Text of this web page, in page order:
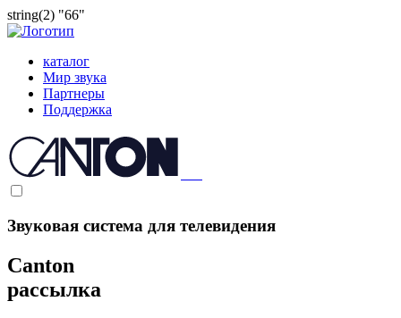
string(2) "66"
каталог
Мир звука
Партнеры
Поддержка
Звуковая система для телевидения
Canton
рассылка